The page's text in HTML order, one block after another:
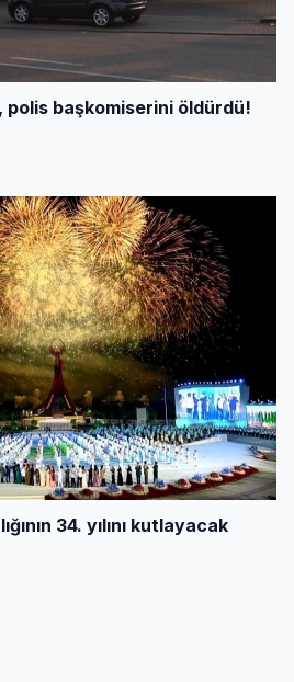
başkomiserini öldürdü!
34. yılını kutlayacak